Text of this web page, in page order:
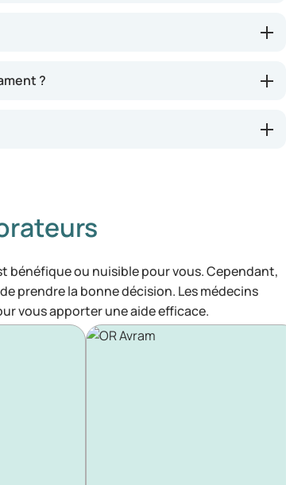
?
bénéfique ou nuisible pour vous. Cependant,
prendre la bonne décision. Les médecins
vous apporter une aide efficace.